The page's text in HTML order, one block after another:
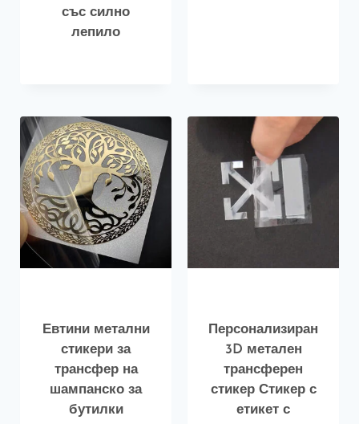
със силно
лепило
Евтини метални
стикери за
трансфер на
шампанско за
бутилки
Персонализиран
3D метален
трансферен
стикер Стикер с
етикет с